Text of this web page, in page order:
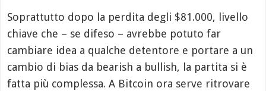
Soprattutto dopo la perdita degli $81.000, livello
chiave che – se difeso – avrebbe potuto far
cambiare idea a qualche detentore e portare a un
cambio di bias da bearish a bullish, la partita si è
fatta più complessa. A Bitcoin ora serve ritrovare